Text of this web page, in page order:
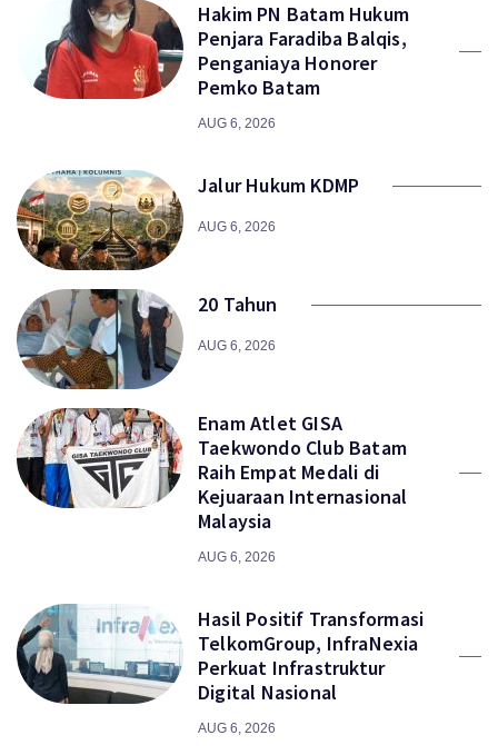
Hakim PN Batam Hukum
Penjara Faradiba Balqis,
Penganiaya Honorer
Pemko Batam
AUG 6, 2026
Jalur Hukum KDMP
AUG 6, 2026
20 Tahun
AUG 6, 2026
Enam Atlet GISA
Taekwondo Club Batam
Raih Empat Medali di
Kejuaraan Internasional
Malaysia
AUG 6, 2026
Hasil Positif Transformasi
TelkomGroup, InfraNexia
Perkuat Infrastruktur
Digital Nasional
AUG 6, 2026